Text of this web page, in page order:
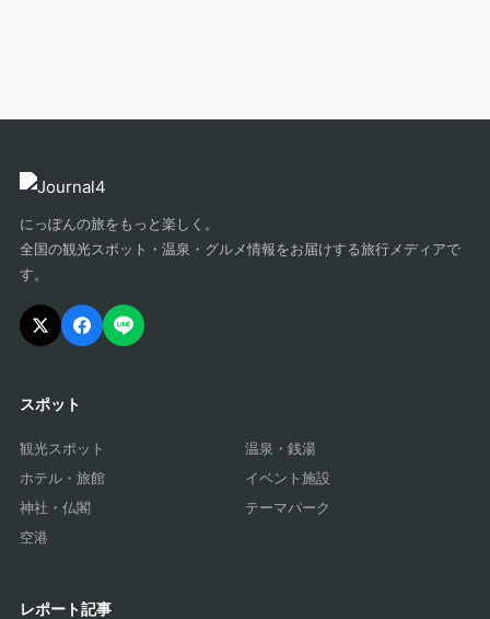
にっぽんの旅をもっと楽しく。
全国の観光スポット・温泉・グルメ情報をお届けする旅行メディアで
す。
スポット
観光スポット
温泉・銭湯
ホテル・旅館
イベント施設
神社・仏閣
テーマパーク
空港
レポート記事